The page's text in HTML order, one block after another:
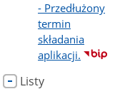
- Przedłużony
termin
składania
aplikacji.
Listy